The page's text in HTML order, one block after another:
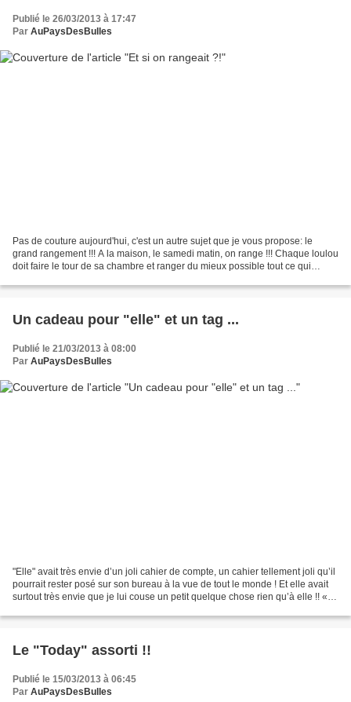
Publié le 26/03/2013 à 17:47
Par AuPaysDesBulles
Pas de couture aujourd'hui, c'est un autre sujet que je vous propose: le
grand rangement !!! A la maison, le samedi matin, on range !!! Chaque loulou
doit faire le tour de sa chambre et ranger du mieux possible tout ce qui
Un cadeau pour "elle" et un tag ...
Publié le 21/03/2013 à 08:00
Par AuPaysDesBulles
"Elle" avait très envie d’un joli cahier de compte, un cahier tellement joli qu’il
pourrait rester posé sur son bureau à la vue de tout le monde ! Et elle avait
surtout très envie que je lui couse un petit quelque chose rien qu’à elle !! «
Le "Today" assorti !!
Publié le 15/03/2013 à 06:45
Par AuPaysDesBulles